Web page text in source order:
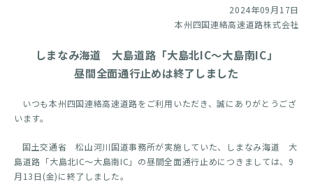
2024年09月17日
本州四国連絡高速道路株式会社
しまなみ海道 大島道路「大島北IC～大島南IC」
昼間全面通行止めは終了しました
いつも本州四国連絡高速道路をご利用いただき、誠にありがとうござ
います。
国土交通省 松山河川国道事務所が実施していた、しまなみ海道 大
島道路「大島北IC～大島南IC」の昼間全面通行止めにつきましては、9
月13日(金)に終了しました。